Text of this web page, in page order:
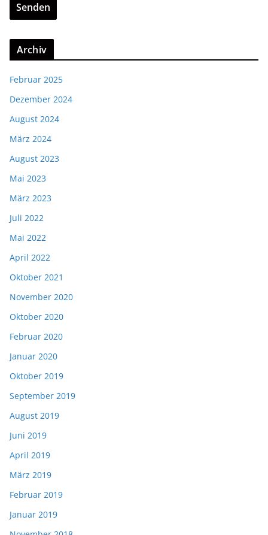
Archiv
Februar 2025
Dezember 2024
August 2024
März 2024
August 2023
Mai 2023
März 2023
Juli 2022
Mai 2022
April 2022
Oktober 2021
November 2020
Oktober 2020
Februar 2020
Januar 2020
Oktober 2019
September 2019
August 2019
Juni 2019
April 2019
März 2019
Februar 2019
Januar 2019